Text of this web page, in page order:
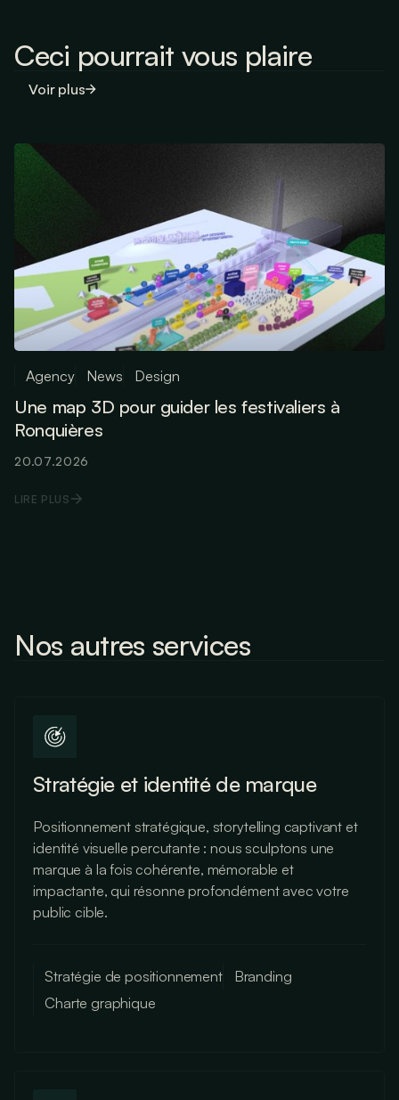
Ceci pourrait vous plaire
Voir plus
Agency News Design
Une map 3D pour guider les festivaliers à
Ronquières
20.07.2026
LIRE PLUS
Nos autres services
Stratégie et identité de marque
Positionnement stratégique, storytelling captivant et
identité visuelle percutante : nous sculptons une
marque à la fois cohérente, mémorable et
impactante, qui résonne profondément avec votre
public cible.
Stratégie de positionnement
Branding
Charte graphique